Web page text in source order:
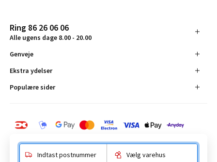
Ring 86 26 06 06
Alle ugens dage 8.00 - 20.00
Genveje
Ekstra ydelser
Populære sider
Indtast postnummer Vælg varehus